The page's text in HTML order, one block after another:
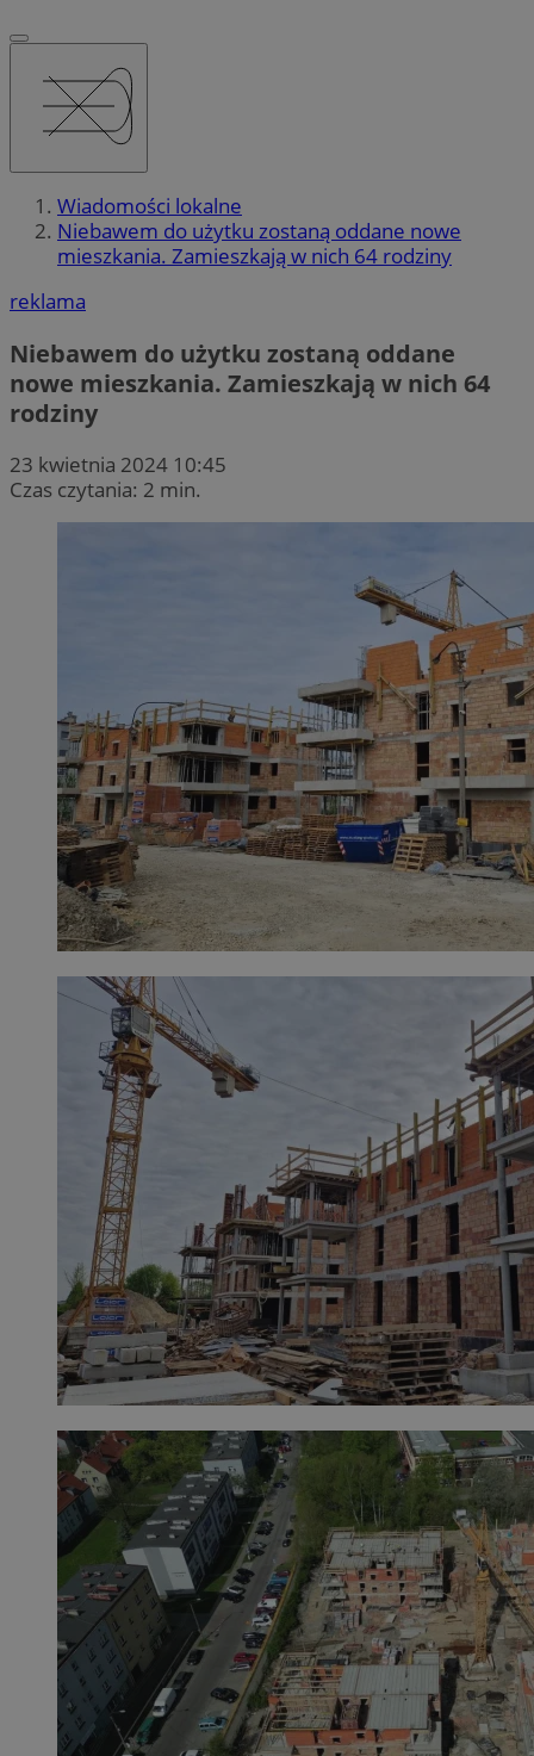
Wiadomości lokalne
Niebawem do użytku zostaną oddane nowe
mieszkania. Zamieszkają w nich 64 rodziny
reklama
Niebawem do użytku zostaną oddane
nowe mieszkania. Zamieszkają w nich 64
rodziny
23 kwietnia 2024 10:45
Czas czytania: 2 min.